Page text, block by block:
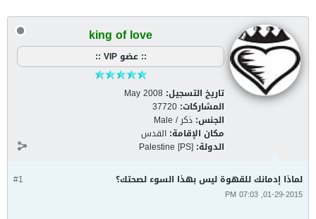
king of love
:: عضو VIP ::
تاريخ التسجيل: May 2008
المشاركات: 37720
الجنس: ذكر / Male
مكان الإقامة: القدس
الدولة: Palestine [PS]
#1 لماذا إدمانك للقهوة ليس بهذا السوء لصحتك؟
01-29-2015, 07:03 PM